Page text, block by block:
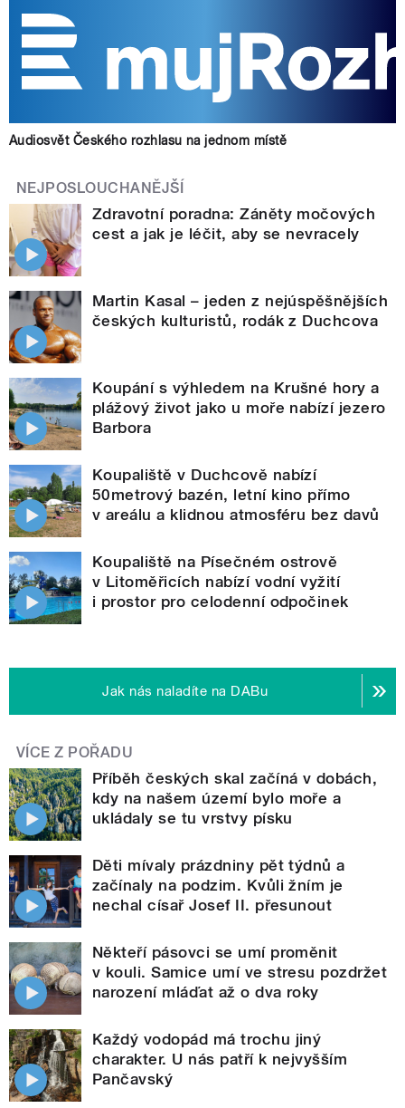
Audiosvět Českého rozhlasu na jednom místě
NEJPOSLOUCHANĚJŠÍ
Zdravotní poradna: Záněty močových
cest a jak je léčit, aby se nevracely
Martin Kasal – jeden z nejúspěšnějších
českých kulturistů, rodák z Duchcova
Koupání s výhledem na Krušné hory a
plážový život jako u moře nabízí jezero
Barbora
Koupaliště v Duchcově nabízí
50metrový bazén, letní kino přímo
v areálu a klidnou atmosféru bez davů
Koupaliště na Písečném ostrově
v Litoměřicích nabízí vodní vyžití
i prostor pro celodenní odpočinek
Jak nás naladíte na DABu
VÍCE Z POŘADU
Příběh českých skal začíná v dobách,
kdy na našem území bylo moře a
ukládaly se tu vrstvy písku
Děti mívaly prázdniny pět týdnů a
začínaly na podzim. Kvůli žním je
nechal císař Josef II. přesunout
Někteří pásovci se umí proměnit
v kouli. Samice umí ve stresu pozdržet
narození mláďat až o dva roky
Každý vodopád má trochu jiný
charakter. U nás patří k nejvyšším
Pančavský